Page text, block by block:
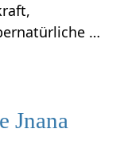
…
Jnana